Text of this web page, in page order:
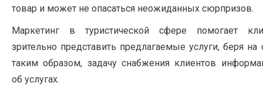
товар и может не опасаться неожиданных сюрпризов.
Маркетинг в туристической сфере помогает
зрительно представить предлагаемые услуги, беря на
таким образом, задачу снабжения клиентов
об услугах.